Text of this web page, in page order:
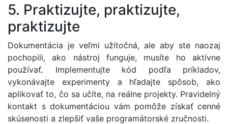
5. Praktizujte, praktizujte,
praktizujte
Dokumentácia je veľmi užitočná, ale aby ste naozaj
pochopili, ako nástroj funguje, musíte ho aktívne
používať. Implementujte kód podľa príkladov,
vykonávajte experimenty a hľadajte spôsob, ako
aplikovať to, čo sa učíte, na reálne projekty. Pravidelný
kontakt s dokumentáciou vám pomôže získať cenné
skúsenosti a zlepšiť vaše programátorské zručnosti.